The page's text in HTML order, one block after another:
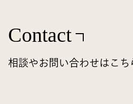
Contact
相談やお問い合わせはこち